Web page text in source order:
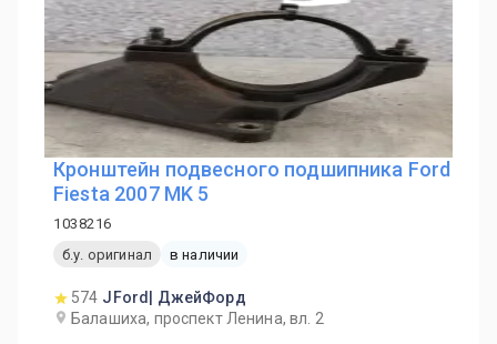
Кронштейн подвесного подшипника Ford
Fiesta 2007 MK 5
1038216
б.у. оригинал
в наличии
574 JFord| ДжейФорд
Балашиха, проспект Ленина, вл. 2